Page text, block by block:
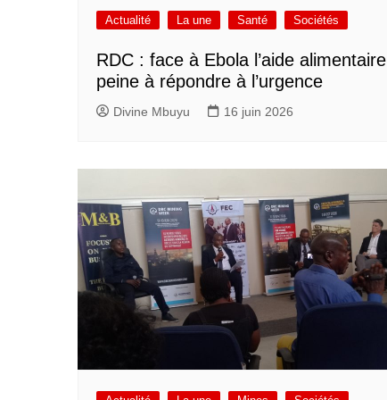
Actualité La une Santé Sociétés
RDC : face à Ebola l’aide alimentaire
peine à répondre à l’urgence
Divine Mbuyu 16 juin 2026